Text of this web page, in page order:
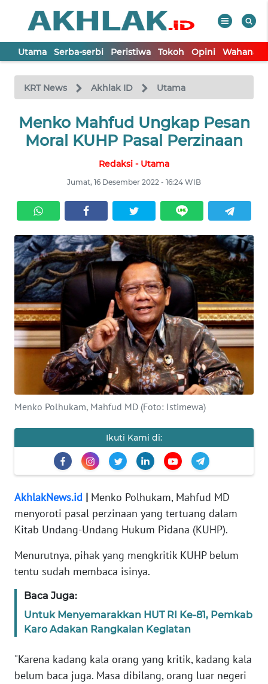
Utama Serba-serbi Peristiwa Tokoh Opini Wahana
KRT News Akhlak ID Utama
Menko Mahfud Ungkap Pesan
Moral KUHP Pasal Perzinaan
Redaksi - Utama
Jumat, 16 Desember 2022 - 16:24 WIB
Menko Polhukam, Mahfud MD (Foto: Istimewa)
Ikuti Kami di:
AkhlakNews.id | Menko Polhukam, Mahfud MD
menyoroti pasal perzinaan yang tertuang dalam
Kitab Undang-Undang Hukum Pidana (KUHP).
Menurutnya, pihak yang mengkritik KUHP belum
tentu sudah membaca isinya.
Baca Juga:
Untuk Menyemarakkan HUT RI Ke-81, Pemkab
Karo Adakan Rangkaian Kegiatan
"Karena kadang kala orang yang kritik, kadang kala
belum baca juga. Masa dibilang, orang luar negeri
TV
Tutup
UTAMA
PERISTIWA
TOKOH
OPINI
WAHANA
INFRASTRUKTUR
WAHANA
WAHANA
TRAVEL
WAHANA
WAHANA
SELEB
WAHANA
PERSONA
WAHANA